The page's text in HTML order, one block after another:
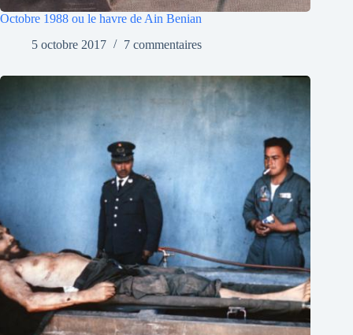
Octobre 1988 ou le havre de Ain Benian
5 octobre 2017
7 commentaires